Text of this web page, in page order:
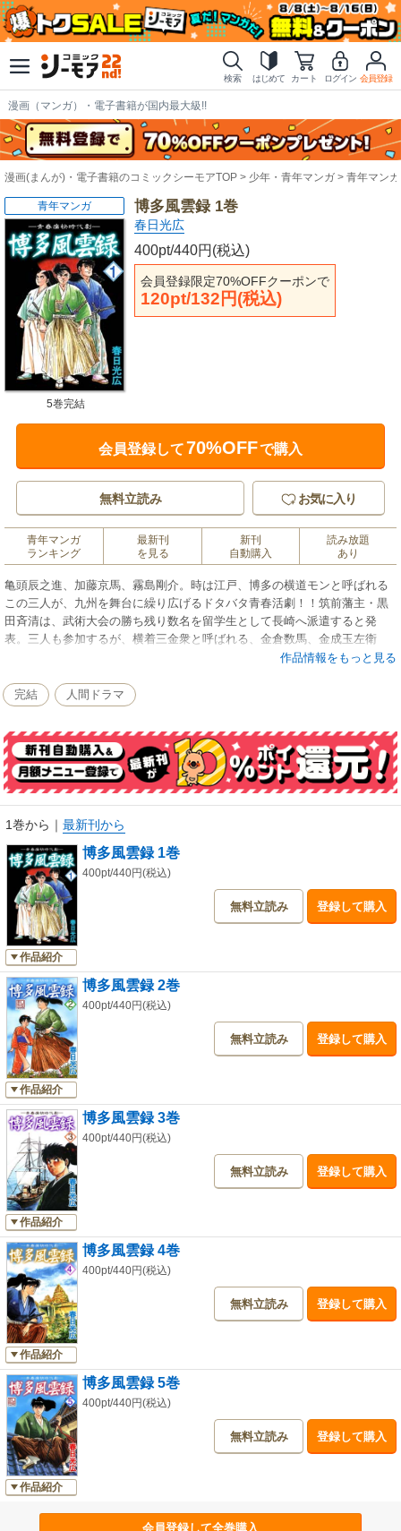
検索 はじめて カート ログイン 会員登録
漫画（マンガ）・電子書籍が国内最大級!!
漫画(まんが)・電子書籍のコミックシーモアTOP 少年・青年マンガ 青年マンガ
博多風雲録 1巻
春日光広
400pt/440円(税込)
会員登録限定70%OFFクーポンで
120pt/132円(税込)
青年マンガ
5巻完結
会員登録して70%OFFで購入
無料立読み お気に入り
青年マンガ
ランキング
最新刊
を見る
新刊
自動購入
読み放題
あり
亀頭辰之進、加藤京馬、霧島剛介。時は江戸、博多の横道モンと呼ばれる
この三人が、九州を舞台に繰り広げるドタバタ青春活劇！！筑前藩主・黒
田斉清は、武術大会の勝ち残り数名を留学生として長崎へ派遣すると発
表。三人も参加するが、横着三金衆と呼ばれる、金倉数馬、金成玉左衛
作品情報をもっと見る
完結 人間ドラマ
1巻から ｜ 最新刊から
作品紹介
博多風雲録 1巻
400pt/440円(税込)
無料立読み 登録して購入
作品紹介
博多風雲録 2巻
400pt/440円(税込)
無料立読み 登録して購入
作品紹介
博多風雲録 3巻
400pt/440円(税込)
無料立読み 登録して購入
作品紹介
博多風雲録 4巻
400pt/440円(税込)
無料立読み 登録して購入
作品紹介
博多風雲録 5巻
400pt/440円(税込)
無料立読み 登録して購入
会員登録して全巻購入